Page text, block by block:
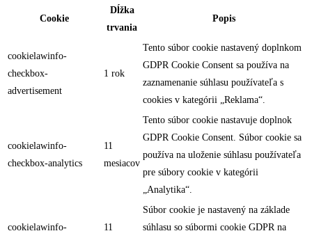
Cookie
Dĺžka
trvania
Popis
cookielawinfo-
checkbox-
advertisement
1 rok
Tento súbor cookie nastavený doplnkom
GDPR Cookie Consent sa používa na
zaznamenanie súhlasu používateľa s
cookies v kategórii „Reklama“.
cookielawinfo-
checkbox-analytics
11
mesiacov
Tento súbor cookie nastavuje doplnok
GDPR Cookie Consent. Súbor cookie sa
používa na uloženie súhlasu používateľa
pre súbory cookie v kategórii
„Analytika“.
cookielawinfo-
11
Súbor cookie je nastavený na základe
súhlasu so súbormi cookie GDPR na